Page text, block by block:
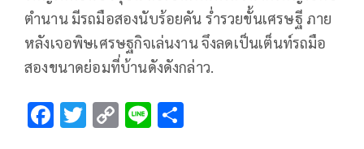
ตำนาน มีรถมือสองนับร้อยคัน ร่ำรวยขั้นเศรษฐี ภาย
หลังเจอพิษเศรษฐกิจเล่นงาน จึงลดเป็นเต็นท์รถมือ
สองขนาดย่อมที่บ้านดังดังกล่าว.
F T C Li